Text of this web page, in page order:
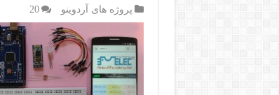
پروژه های آردوینو 20